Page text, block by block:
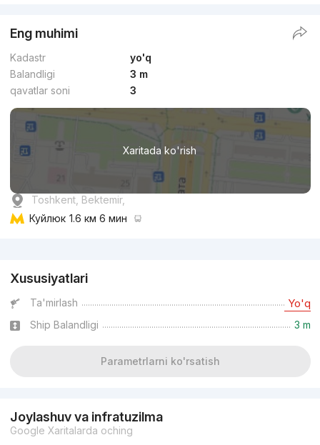
Eng muhimi
Kadastr
yo'q
Balandligi
3 m
qavatlar soni
3
Xaritada ko'rish
Toshkent, Bektemir,
Куйлюк 1.6 км 6 мин
Xususiyatlari
Ta'mirlash Yo'q
Ship Balandligi 3 m
Parametrlarni ko'rsatish
Joylashuv va infratuzilma
Google Xaritalarda oching